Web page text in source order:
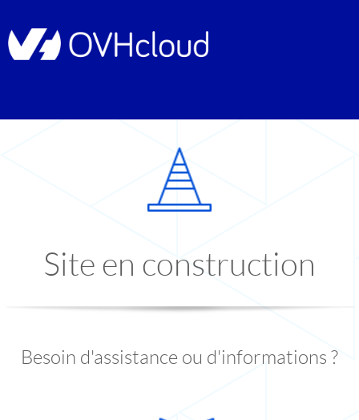
Site en construction
Besoin d'assistance ou d'informations ?